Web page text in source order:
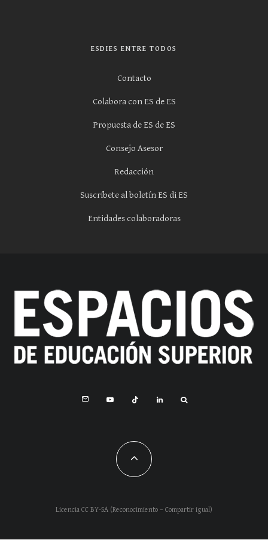
ESDIES ENTRE TODOS
Contacto
Colabora con ES de ES
Propuesta de ES de ES
Consejo Asesor
Redacción
Suscríbete al boletín ES di ES
Entidades colaboradoras
Licencia CC BY-SA (Reconocimiento – Compartir igual)